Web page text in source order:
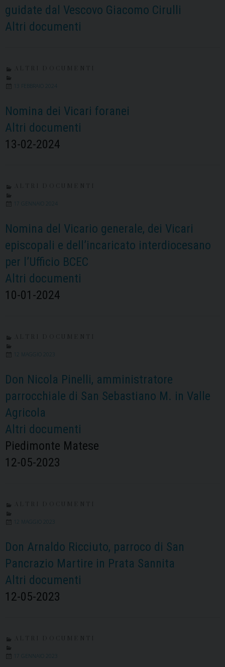
guidate dal Vescovo Giacomo Cirulli
Altri documenti
13 FEBBRAIO 2024
Nomina dei Vicari foranei
Altri documenti
13-02-2024
17 GENNAIO 2024
Nomina del Vicario generale, dei Vicari
episcopali e dell’incaricato interdiocesano
per l’Ufficio BCEC
Altri documenti
10-01-2024
12 MAGGIO 2023
Don Nicola Pinelli, amministratore
parrocchiale di San Sebastiano M. in Valle
Agricola
Altri documenti
Piedimonte Matese
12-05-2023
12 MAGGIO 2023
Don Arnaldo Ricciuto, parroco di San
Pancrazio Martire in Prata Sannita
Altri documenti
12-05-2023
17 GENNAIO 2023